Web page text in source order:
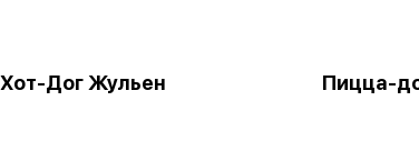
Хот-Дог Жульен Пицца-